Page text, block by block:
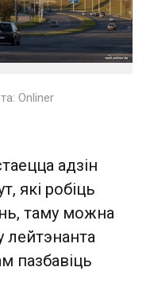
Onliner
адзін
які робіць
таму можна
лейтэнанта
пазбавіць